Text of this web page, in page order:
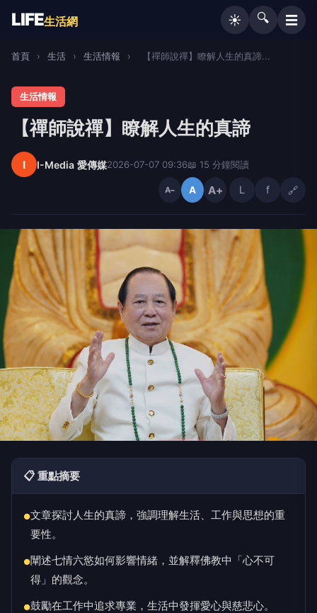
LIFE生活網 ☀️ 🔍 ☰
首頁 › 生活 › 生活情報 › 【禪師說禪】瞭解人生的真諦...
生活情報
【禪師說禪】瞭解人生的真諦
I I-Media 愛傳媒2026-07-07 09:36📖 15 分鐘閱讀
A− A A+ L f 🔗
📋 重點摘要
●文章探討人生的真諦，強調理解生活、工作與思想的重
要性。
●闡述七情六慾如何影響情緒，並解釋佛教中「心不可
得」的觀念。
●鼓勵在工作中追求專業，生活中發揮愛心與慈悲心。